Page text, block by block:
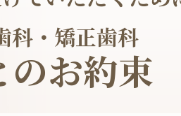
科・矯正歯科
お約束